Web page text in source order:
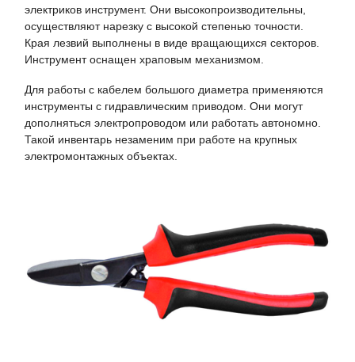
электриков инструмент. Они высокопроизводительны,
осуществляют нарезку с высокой степенью точности.
Края лезвий выполнены в виде вращающихся секторов.
Инструмент оснащен храповым механизмом.
Для работы с кабелем большого диаметра применяются
инструменты с гидравлическим приводом. Они могут
дополняться электропроводом или работать автономно.
Такой инвентарь незаменим при работе на крупных
электромонтажных объектах.